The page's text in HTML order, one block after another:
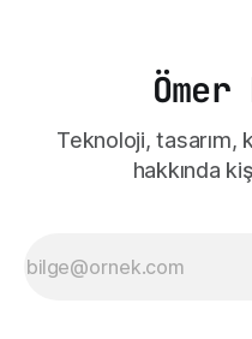
Teknoloji, tasarım,
hakkında